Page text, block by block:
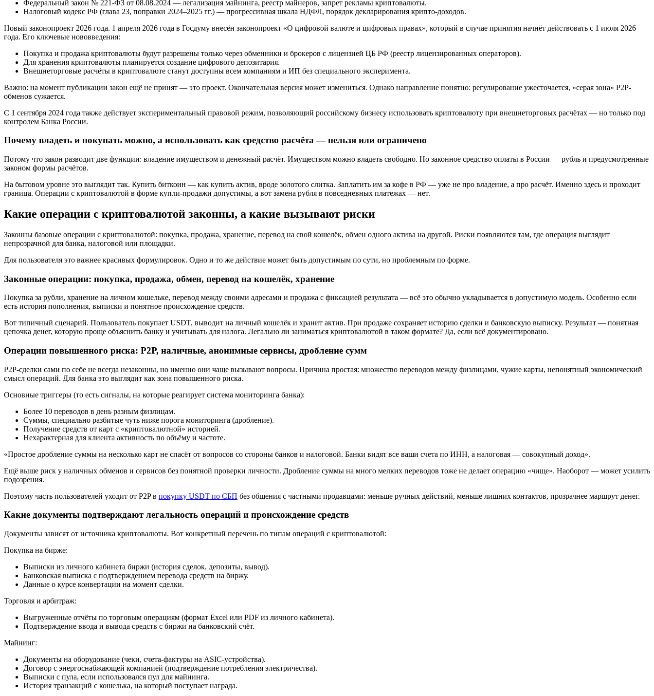
Федеральный закон № 221-ФЗ от 08.08.2024 — легализация майнинга, реестр майнеров, запрет рекламы криптовалюты.
Налоговый кодекс РФ (глава 23, поправки 2024–2025 гг.) — прогрессивная шкала НДФЛ, порядок декларирования крипто-доходов.
Новый законопроект 2026 года. 1 апреля 2026 года в Госдуму внесён законопроект «О цифровой валюте и цифровых правах», который в случае принятия начнёт действовать с 1 июля 2026
года. Его ключевые нововведения:
Покупка и продажа криптовалюты будут разрешены только через обменники и брокеров с лицензией ЦБ РФ (реестр лицензированных операторов).
Для хранения криптовалюты планируется создание цифрового депозитария.
Внешнеторговые расчёты в криптовалюте станут доступны всем компаниям и ИП без специального эксперимента.
Важно: на момент публикации закон ещё не принят — это проект. Окончательная версия может измениться. Однако направление понятно: регулирование ужесточается, «серая зона» P2P-
обменов сужается.
С 1 сентября 2024 года также действует экспериментальный правовой режим, позволяющий российскому бизнесу использовать криптовалюту при внешнеторговых расчётах — но только под
контролем Банка России.
Почему владеть и покупать можно, а использовать как средство расчёта — нельзя или ограничено
Потому что закон разводит две функции: владение имуществом и денежный расчёт. Имуществом можно владеть свободно. Но законное средство оплаты в России — рубль и предусмотренные
законом формы расчётов.
На бытовом уровне это выглядит так. Купить биткоин — как купить актив, вроде золотого слитка. Заплатить им за кофе в РФ — уже не про владение, а про расчёт. Именно здесь и проходит
граница. Операции с криптовалютой в форме купли-продажи допустимы, а вот замена рубля в повседневных платежах — нет.
Какие операции с криптовалютой законны, а какие вызывают риски
Законны базовые операции с криптовалютой: покупка, продажа, хранение, перевод на свой кошелёк, обмен одного актива на другой. Риски появляются там, где операция выглядит
непрозрачной для банка, налоговой или площадки.
Для пользователя это важнее красивых формулировок. Одно и то же действие может быть допустимым по сути, но проблемным по форме.
Законные операции: покупка, продажа, обмен, перевод на кошелёк, хранение
Покупка за рубли, хранение на личном кошельке, перевод между своими адресами и продажа с фиксацией результата — всё это обычно укладывается в допустимую модель. Особенно если
есть история пополнения, выписки и понятное происхождение средств.
Вот типичный сценарий. Пользователь покупает USDT, выводит на личный кошелёк и хранит актив. При продаже сохраняет историю сделки и банковскую выписку. Результат — понятная
цепочка денег, которую проще объяснить банку и учитывать для налога. Легально ли заниматься криптовалютой в таком формате? Да, если всё документировано.
Операции повышенного риска: P2P, наличные, анонимные сервисы, дробление сумм
P2P-сделки сами по себе не всегда незаконны, но именно они чаще вызывают вопросы. Причина простая: множество переводов между физлицами, чужие карты, непонятный экономический
смысл операций. Для банка это выглядит как зона повышенного риска.
Основные триггеры (то есть сигналы, на которые реагирует система мониторинга банка):
Более 10 переводов в день разным физлицам.
Суммы, специально разбитые чуть ниже порога мониторинга (дробление).
Получение средств от карт с «криптовалютной» историей.
Нехарактерная для клиента активность по объёму и частоте.
«Простое дробление суммы на несколько карт не спасёт от вопросов со стороны банков и налоговой. Банки видят все ваши счета по ИНН, а налоговая — совокупный доход».
Ещё выше риск у наличных обменов и сервисов без понятной проверки личности. Дробление суммы на много мелких переводов тоже не делает операцию «чище». Наоборот — может усилить
подозрения.
Поэтому часть пользователей уходит от P2P в покупку USDT по СБП без общения с частными продавцами: меньше ручных действий, меньше лишних контактов, прозрачнее маршрут денег.
Какие документы подтверждают легальность операций и происхождение средств
Документы зависят от источника криптовалюты. Вот конкретный перечень по типам операций с криптовалютой:
Покупка на бирже:
Выписки из личного кабинета биржи (история сделок, депозиты, вывод).
Банковская выписка с подтверждением перевода средств на биржу.
Данные о курсе конвертации на момент сделки.
Торговля и арбитраж:
Выгруженные отчёты по торговым операциям (формат Excel или PDF из личного кабинета).
Подтверждение ввода и вывода средств с биржи на банковский счёт.
Майнинг:
Документы на оборудование (чеки, счета-фактуры на ASIC-устройства).
Договор с энергоснабжающей компанией (подтверждение потребления электричества).
Выписки с пула, если использовался пул для майнинга.
История транзакций с кошелька, на который поступает награда.